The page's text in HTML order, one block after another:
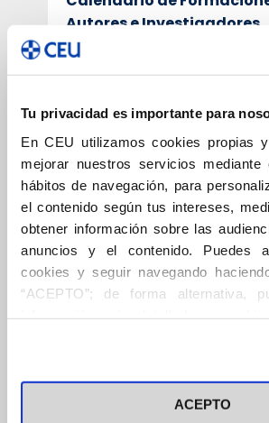
Tu privacidad es importante para
En CEU utilizamos cookies propias
mejorar nuestros servicios
hábitos de navegación, para
el contenido según tus intereses,
obtener información sobre las
anuncios y el contenido. Puedes
cookies y seguir navegando
“ACEPTO”; de forma alternativa,
en el botón "Personalizar". Para más
visitar nuestra Política de Cookies
ACEPTO
Autores e Investigadores
Consulta el
programa de
2025dirigidas a autores,
experiencias de aprendizaje
específicas para mejorar las
competencias y
conocimientos.
Flujo de trabajo para
¿Cómo puedo solicitar a
En estaguíase explica paso
todo el proceso de